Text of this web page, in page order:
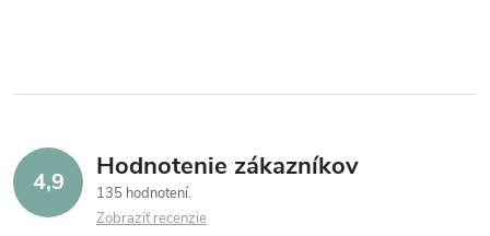
4,9 Hodnotenie zákazníkov
135 hodnotení
Zobraziť recenzie